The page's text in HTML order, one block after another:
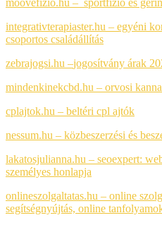
integrativterapiaster.hu – egyéni
csoportos családállítás
zebrajogsi.hu –jogosítvány árak
mindenkinekcbd.hu – orvosi
cplajtok.hu – beltéri cpl ajtók
nessum.hu – közbeszerzési és
lakatosjulianna.hu – seoexpert:
személyes honlapja
onlineszolgaltatas.hu – online
segítségnyújtás, online